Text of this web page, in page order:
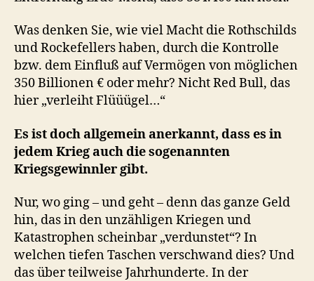
Was denken Sie, wie viel Macht die Rothschilds
und Rockefellers haben, durch die Kontrolle
bzw. dem Einfluß auf Vermögen von möglichen
350 Billionen € oder mehr? Nicht Red Bull, das
hier „verleiht Flüüügel…“
Es ist doch allgemein anerkannt, dass es in
jedem Krieg auch die sogenannten
Kriegsgewinnler gibt.
Nur, wo ging – und geht – denn das ganze Geld
hin, das in den unzähligen Kriegen und
Katastrophen scheinbar „verdunstet“? In
welchen tiefen Taschen verschwand dies? Und
das über teilweise Jahrhunderte. In der